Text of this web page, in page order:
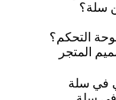
سلة؟
التحكم؟
المتجر
في سلة